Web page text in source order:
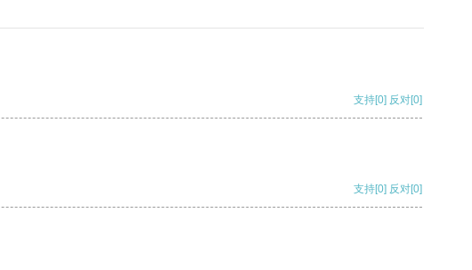
支持[0] 反对[0]
支持[0] 反对[0]